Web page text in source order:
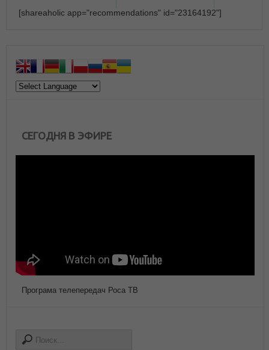
[shareaholic app="recommendations" id="23164192"]
СЕГОДНЯ В ЭФИРЕ
Програма телепередач Роса ТВ